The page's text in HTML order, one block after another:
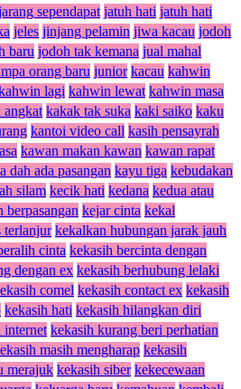
sependapat jatuh hati jatuh hati
jeles jinjang pelamin jiwa kacau jodoh
baru jodoh tak kemana jual mahal
orang baru junior kacau kahwin
lagi kahwin lewat kahwin masa
angkat kakak tak suka kaki saiko kaku
kantoi video call kasih pensayrah
kawan makan kawan kawan rapat
dah ada pasangan kayu tiga kebudakan
silam kecik hati kedana kedua atau
berpasangan kejar cinta kekal
terlanjur kekalkan hubungan jarak jauh
cinta kekasih bercinta dengan
dengan ex kekasih berhubung lelaki
comel kekasih contact ex kekasih
kekasih hati kekasih hilangkan diri
internet kekasih kurang beri perhatian
masih mengharap kekasih
merajuk kekasih siber kekecewaan